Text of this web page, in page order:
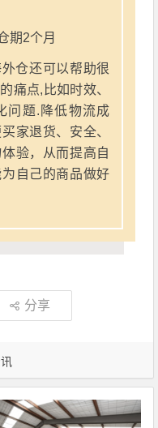
期2个月
仓还可以帮助很
痛点,比如时效、
问题.降低物流成
家退货、安全、
验，从而提高自
自己的商品做好
分享